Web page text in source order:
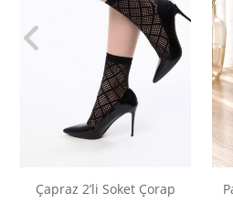
Çapraz 2’li Soket Çorap